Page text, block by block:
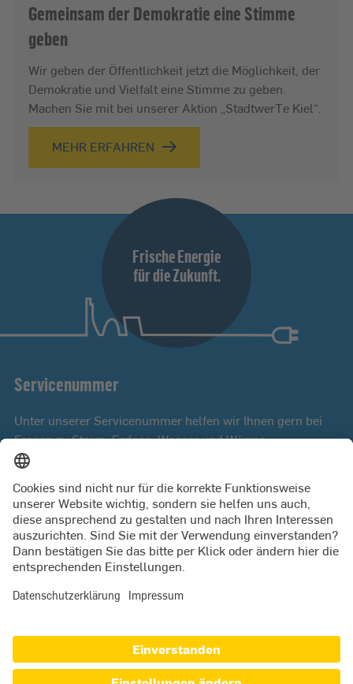
Gemeinsam der Demokratie eine Stimme
geben
Wir geben der Öffentlichkeit jetzt die Möglichkeit, der
Demokratie und Vielfalt eine Stimme zu geben.
Machen Sie mit bei unserer Aktion „StadtwerTe Kiel“.
MEHR ERFAHREN
Frische Energie
für die Zukunft.
Servicenummer
Unter unserer Servicenummer helfen wir Ihnen gern bei
Fragen zu Strom, Erdgas, Wasser und Wärme.
Mo bis Fr 8:00 - 18:00 Uhr
0431 9879 3000
PRESSE
SWKIEL NETZ